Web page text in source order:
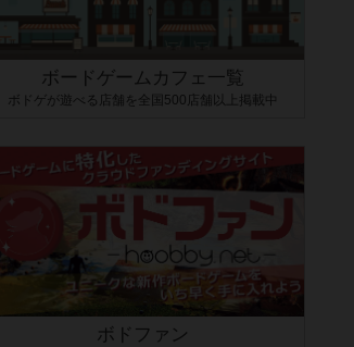
ボードゲームカフェ一覧
ボドゲが遊べる店舗を全国500店舗以上掲載中
ボドファン